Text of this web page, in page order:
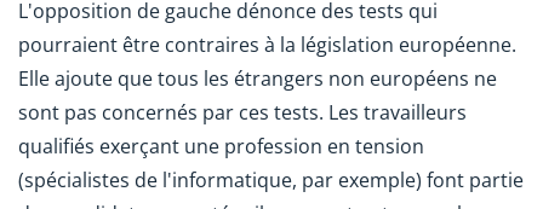
L'opposition de gauche dénonce des tests qui
pourraient être contraires à la législation européenne.
Elle ajoute que tous les étrangers non européens ne
sont pas concernés par ces tests. Les travailleurs
qualifiés exerçant une profession en tension
(spécialistes de l'informatique, par exemple) font partie